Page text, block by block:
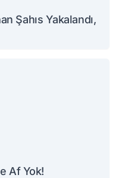
Şahıs Yakalandı,
Af Yok!